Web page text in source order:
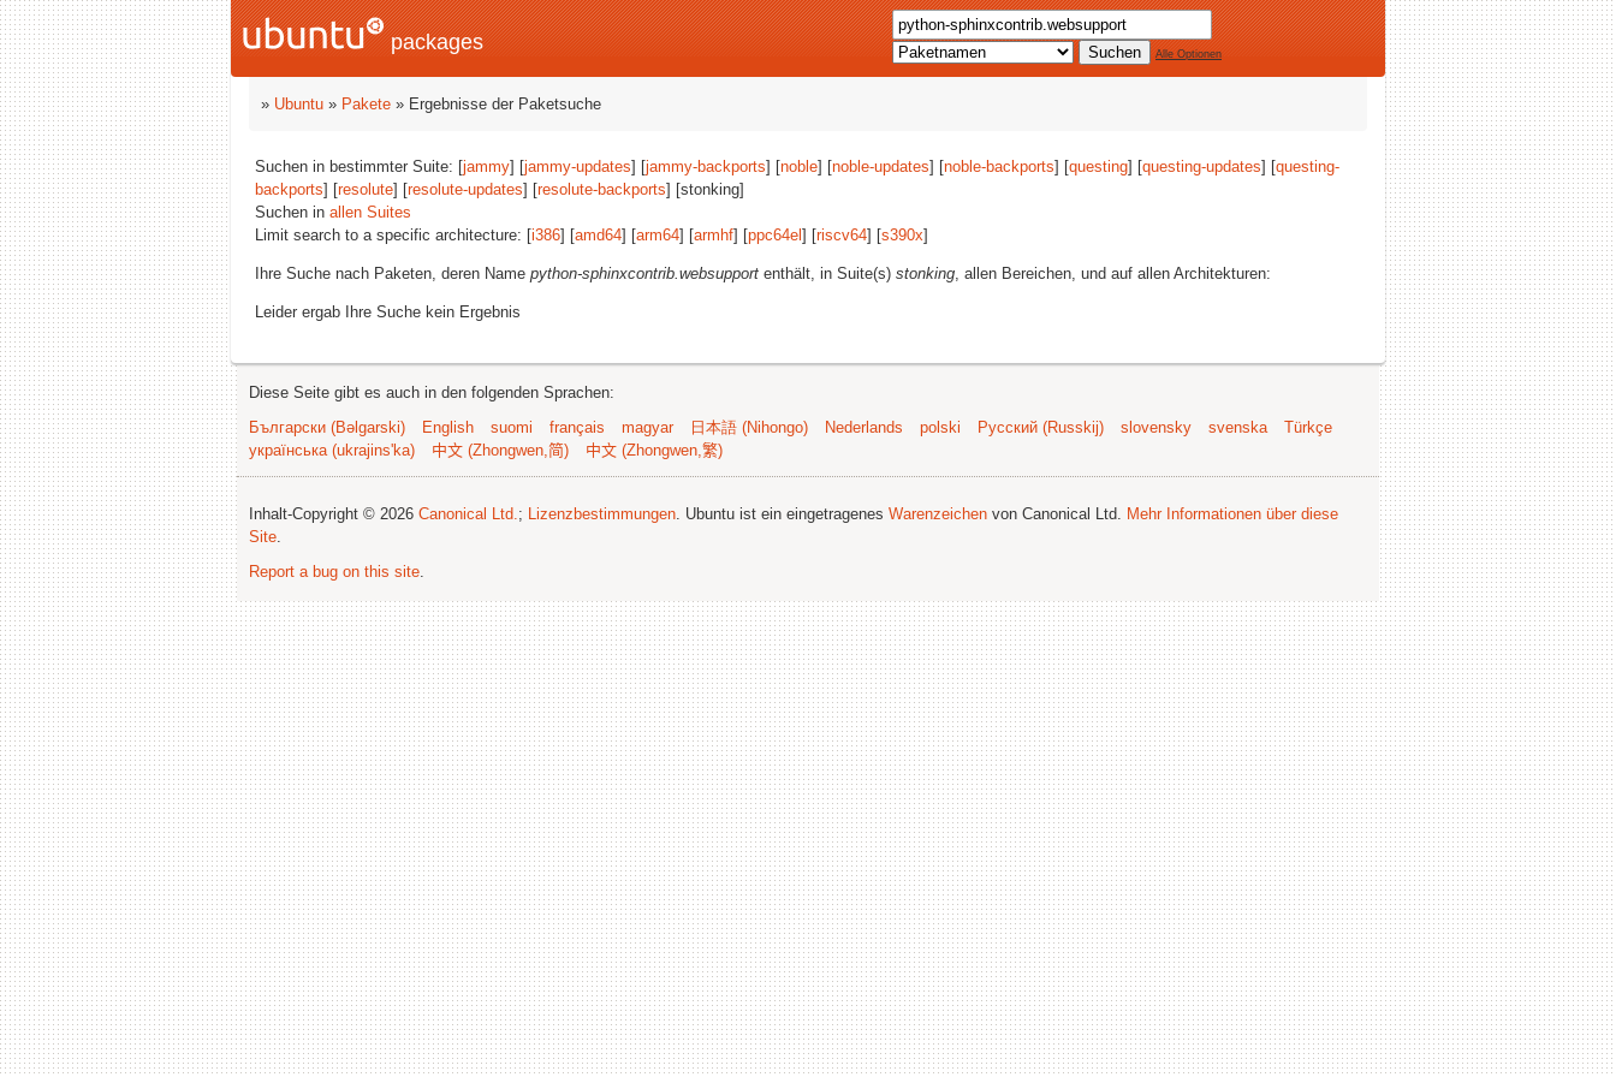
packages Alle Optionen
» Ubuntu » Pakete » Ergebnisse der Paketsuche
Suchen in bestimmter Suite: [jammy] [jammy-updates] [jammy-backports] [noble] [noble-updates] [noble-backports] [questing] [questing-updates] [questing-
backports] [resolute] [resolute-updates] [resolute-backports] [stonking]
Suchen in allen Suites
Limit search to a specific architecture: [i386] [amd64] [arm64] [armhf] [ppc64el ] [riscv64] [s390x]
Ihre Suche nach Paketen, deren Name python-sphinxcontrib.websupport enthält, in Suite(s) stonking, allen Bereichen, und auf allen Architekturen:
Leider ergab Ihre Suche kein Ergebnis
Diese Seite gibt es auch in den folgenden Sprachen:
Български (Bəlgarski)
English suomi français magyar 日本語 (Nihongo) Nederlands polski Русский (Russkij) slovensky svenska
Türkçe
українська (ukrajins'ka)
中文 (Zhongwen,简) 中文 (Zhongwen,繁)
Inhalt-Copyright © 2026 Canonical Ltd.; Lizenzbestimmungen. Ubuntu ist ein eingetragenes Warenzeichen von Canonical Ltd. Mehr Informationen über diese
Site.
Report a bug on this site.